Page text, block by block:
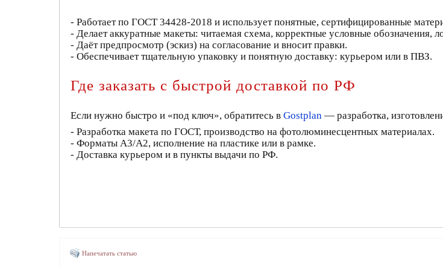
- Работает по ГОСТ 34428‑2018 и использует понятные, сертифицированные
- Делает аккуратные макеты: читаемая схема, корректные условные обозначения,
- Даёт предпросмотр (эскиз) на согласование и вносит правки.
- Обеспечивает тщательную упаковку и понятную доставку: курьером или в ПВЗ.
Где заказать с быстрой доставкой по РФ
Если нужно быстро и «под ключ», обратитесь в Gostplan — разработка,
- Разработка макета по ГОСТ, производство на фотолюминесцентных материалах.
- Форматы А3/А2, исполнение на пластике или в рамке.
- Доставка курьером и в пункты выдачи по РФ.
Напечатать статью